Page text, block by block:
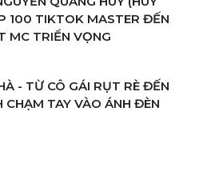
100 TIKTOK MASTER ĐẾN
MC TRIỂN VỌNG
- TỪ CÔ GÁI RỤT RÈ ĐẾN
CHẠM TAY VÀO ÁNH ĐÈN